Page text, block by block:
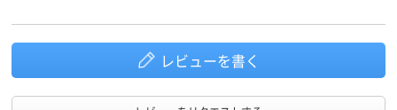
レビューを書く